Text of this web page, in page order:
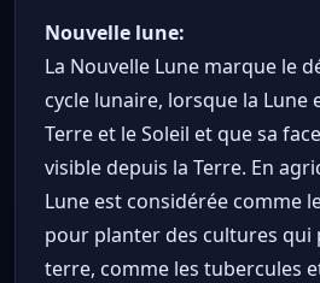
Nouvelle lune:
La Nouvelle Lune marque le
cycle lunaire, lorsque la Lune
Terre et le Soleil et que sa
visible depuis la Terre. En
Lune est considérée comme
pour planter des cultures qui
terre, comme les tubercules